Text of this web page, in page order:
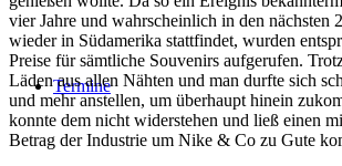
Termine
vier Jahre und wahrscheinlich in den nächsten
wieder in Südamerika stattfindet, wurden
Preise für sämtliche Souvenirs aufgerufen.
Läden aus allen Nähten und man durfte sich
und mehr anstellen, um überhaupt hinein
konnte dem nicht widerstehen und ließ einen
Betrag der Industrie um Nike & Co zu Gute